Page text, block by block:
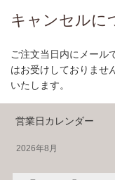
キャンセルに
ご注文当日内にメール
はお受けしておりませ
いたします。
営業日カレンダー
2026年8月